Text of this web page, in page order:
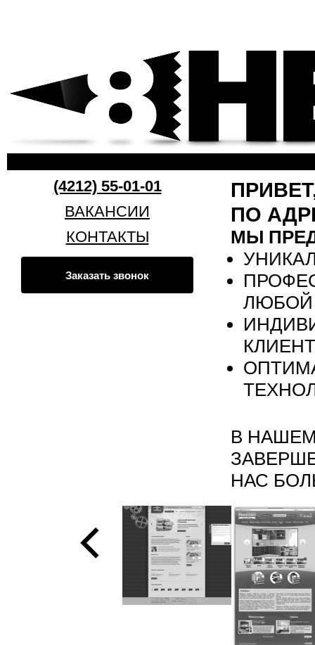
(4212) 55-01-01
ВАКАНСИИ
КОНТАКТЫ
Заказать звонок
ПО
МЫ
В
НАС